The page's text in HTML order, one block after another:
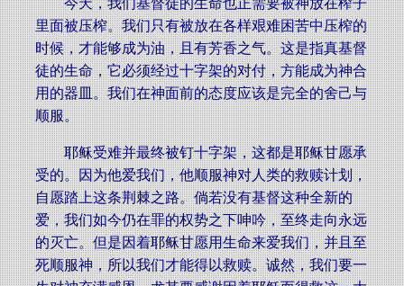
今天，我们基督徒的生命也正需要被神放在榨子
里面被压榨。我们只有被放在各样艰难困苦中压榨的
时候，才能够成为油，且有芳香之气。这是指真基督
徒的生命，它必须经过十字架的对付，方能成为神合
用的器皿。我们在神面前的态度应该是完全的舍己与
顺服。
耶稣受难并最终被钉十字架，这都是耶稣甘愿承
受的。因为他爱我们，他顺服神对人类的救赎计划，
自愿踏上这条荆棘之路。倘若没有基督这种全新的
爱，我们如今仍在罪的权势之下呻吟，至终走向永远
的灭亡。但是因着耶稣甘愿用生命来爱我们，并且至
死顺服神，所以我们才能得以救赎。诚然，我们要一